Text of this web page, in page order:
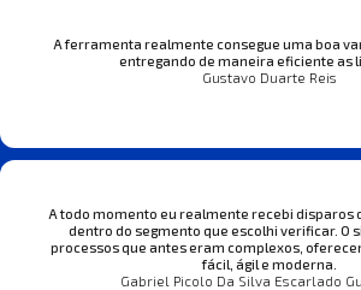
A ferramenta realmente consegue uma boa
entregando de maneira eficiente as
Gustavo Duarte Reis
A todo momento eu realmente recebi disparos
dentro do segmento que escolhi verificar. O
processos que antes eram complexos,
fácil, ágil e moderna.
Gabriel Picolo Da Silva Escarlado